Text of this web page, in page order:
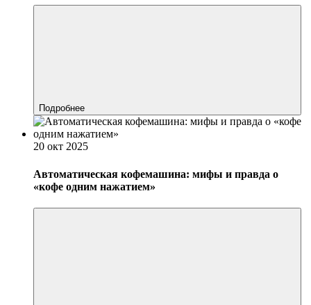
Подробнее
20 окт 2025
Автоматическая кофемашина: мифы и правда о
«кофе одним нажатием»